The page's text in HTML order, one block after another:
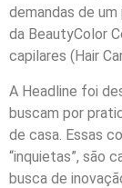
demandas de
da BeautyColor
capilares (Hair
A Headline foi
buscam por
de casa. Essas
“inquietas”, são
busca de